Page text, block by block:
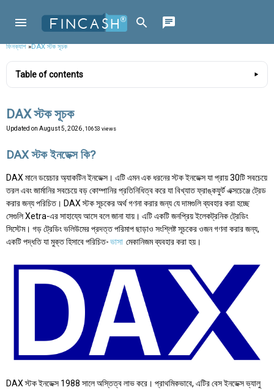
ফিনক্যাশ»DAX স্টক সূচক
Table of contents
DAX স্টক সূচক
Updated on August 5, 2026 , 10653 views
DAX স্টক ইনডেক্স কি?
DAX মানে ডয়েচার অ্যাকটিন ইনডেক্স। এটি এমন এক ধরনের স্টক ইনডেক্স যা প্রায় 30টি সবচেয়ে
তরল এবং জার্মানির সবচেয়ে বড় কোম্পানির প্রতিনিধিত্ব করে যা বিখ্যাত ফ্রাঙ্কফুর্ট এক্সচেঞ্জে ট্রেড
করার জন্য পরিচিত। DAX স্টক সূচকের অর্থ গণনা করার জন্য যে দামগুলি ব্যবহার করা হচ্ছে
সেগুলি Xetra-এর সাহায্যে আসে বলে জানা যায়। এটি একটি জনপ্রিয় ইলেকট্রনিক ট্রেডিং
সিস্টেম। গড় ট্রেডিং ভলিউমের প্রদত্ত পরিমাপ ছাড়াও সংশ্লিষ্ট সূচকের ওজন গণনা করার জন্য,
একটি পদ্ধতি যা মুক্ত হিসাবে পরিচিত-ভাসা মেকানিজম ব্যবহার করা হয়।
DAX স্টক ইনডেক্স 1988 সালে অস্তিত্ব লাভ করে। প্রাথমিকভাবে, এটির বেস ইনডেক্স ভ্যালু